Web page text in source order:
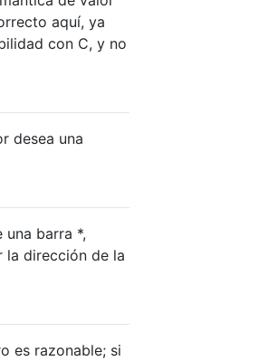
aquí, ya
con C, y no
desea una
una barra *,
la dirección de la
es razonable; si